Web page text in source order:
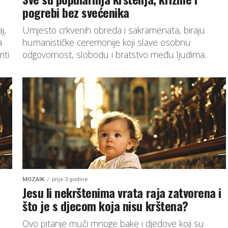
pogrebi bez svećenika
Umjesto crkvenih obreda i sakramenata, biraju
humanističke ceremonije koji slave osobnu
odgovornost, slobodu i bratstvo među ljudima.
MOZAIK prije 3 godine
Jesu li nekrštenima vrata raja zatvorena i
što je s djecom koja nisu krštena?
Ovo pitanje muči mnoge bake i djedove koji su